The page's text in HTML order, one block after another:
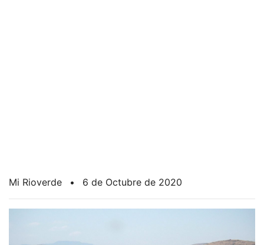
Mi Rioverde • 6 de Octubre de 2020